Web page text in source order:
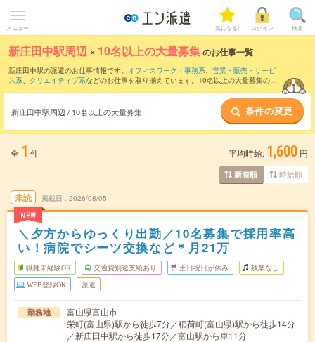
メニュー 気になる! ログイン 検索
新庄田中駅周辺 × 10名以上の大量募集のお仕事一覧
新庄田中駅の派遣のお仕事情報です。 オフィスワーク・事務系、 営業・販売・サービ
ス系、 クリエイティブ系などのお仕事を取り揃えています。10名以上の大量募集の条
新庄田中駅周辺 / 10名以上の大量募集 条件の変更
全 1 件 平均時給: 1,600 円
新着順 時給順
未読
NEW
掲載日 2026/08/05
＼夕方からゆっくり出勤／10名募集で採用率高
い！病院でシーツ交換など＊月21万
職種未経験OK 交通費別途支給あり 土日祝日が休み 残業なし
WEB登録OK 派遣
勤務地
富山県富山市
栄町(富山県)駅から徒歩7分／稲荷町(富山県)駅から徒歩14分
／新庄田中駅から徒歩17分／富山駅から車11分